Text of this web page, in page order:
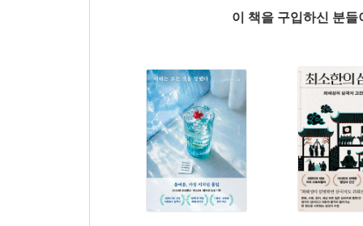
이 책을 구입하신 분